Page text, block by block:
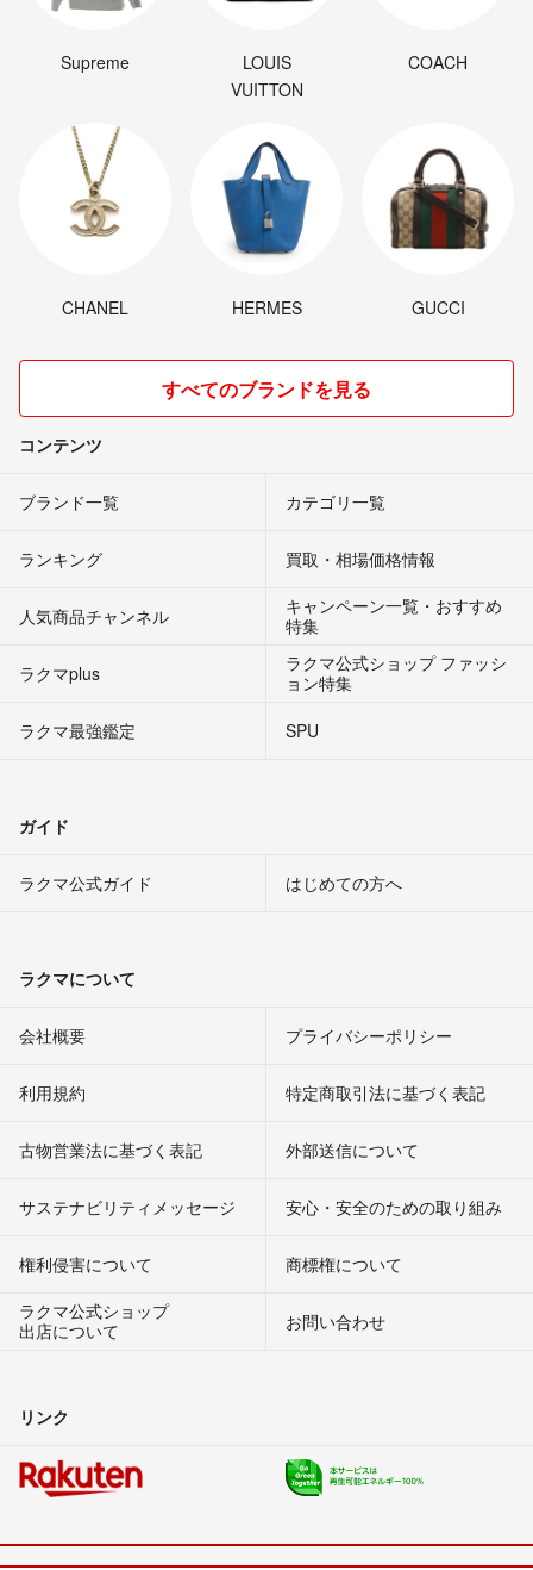
Supreme
LOUIS
VUITTON
COACH
CHANEL HERMES GUCCI
すべてのブランドを見る
コンテンツ
ブランド一覧 カテゴリ一覧
ランキング 買取・相場価格情報
人気商品チャンネル
キャンペーン一覧・おすすめ
特集
ラクマplus
ラクマ公式ショップ ファッシ
ョン特集
ラクマ最強鑑定
SPU
ガイド
ラクマ公式ガイド はじめての方へ
ラクマについて
会社概要 プライバシーポリシー
利用規約 特定商取引法に基づく表記
古物営業法に基づく表記 外部送信について
サステナビリティメッセージ 安心・安全のための取り組み
権利侵害について
商標権について
ラクマ公式ショップ
出店について
お問い合わせ
リンク